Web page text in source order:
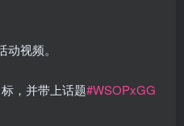
视频。
，并带上话题#WSOPxGG